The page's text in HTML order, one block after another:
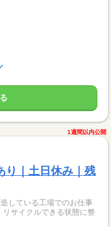
1週間以内公開
り｜土日休み｜残
している工場でのお仕事
サイクルできる状態に整